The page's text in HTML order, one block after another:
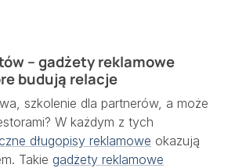
– gadżety reklamowe
budują relacje
szkolenie dla partnerów, a może
W każdym z tych
długopisy reklamowe okazują
Takie gadżety reklamowe